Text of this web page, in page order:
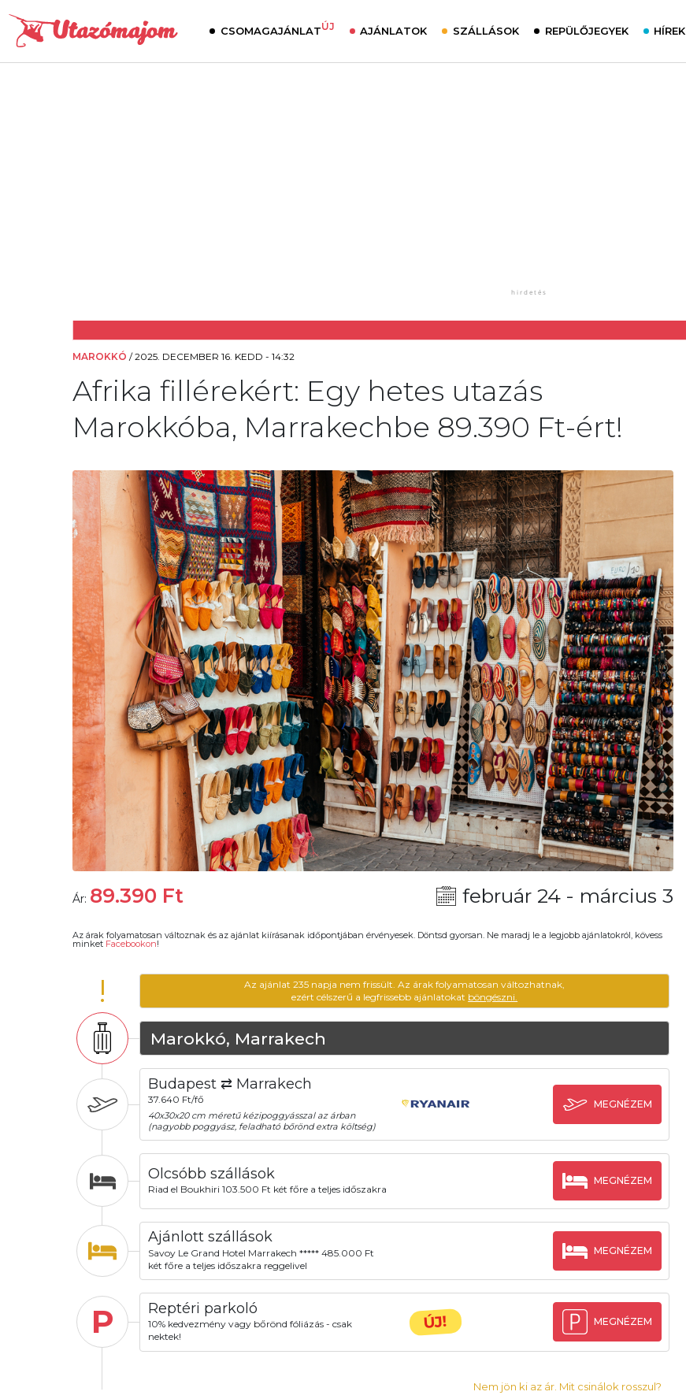
CSOMAGAJÁNLATÚJ AJÁNLATOK SZÁLLÁSOK REPÜLŐJEGYEK HÍREK
MAROKKÓ /2025. DECEMBER 16. KEDD - 14:32
Afrika fillérekért: Egy hetes utazás
Marokkóba, Marrakechbe 89.390 Ft-ért!
Ár: 89.390 Ft február 24 - március 3
Az árak folyamatosan változnak és az ajánlat kiírásanak időpontjában érvényesek. Döntsd gyorsan. Ne maradj le a legjobb ajánlatokról, kövess
minket Facebookon!
!
Az ajánlat 235 napja nem frissült. Az árak folyamatosan változhatnak,
ezért célszerű a legfrissebb ajánlatokat böngészni.
Marokkó, Marrakech
Budapest ⇄ Marrakech
37.640 Ft/fő
40x30x20 cm méretű kézipoggyásszal az árban
(nagyobb poggyász, feladható bőrönd extra költség)
MEGNÉZEM
Olcsóbb szállások
Riad el Boukhiri 103.500 Ft két főre a teljes időszakra
MEGNÉZEM
Ajánlott szállások
Savoy Le Grand Hotel Marrakech ***** 485.000 Ft
két főre a teljes időszakra reggelivel
MEGNÉZEM
P Reptéri parkoló
10% kedvezmény vagy bőrönd fóliázás - csak
nektek!
ÚJ! MEGNÉZEM
Nem jön ki az ár. Mit csinálok rosszul?